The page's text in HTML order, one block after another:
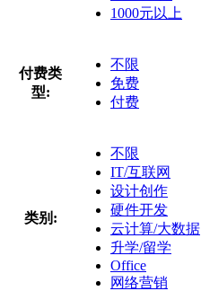
1000元以上
付费类
型:
不限
免费
付费
类别:
不限
IT/互联网
设计创作
硬件开发
云计算/大数据
升学/留学
Office
网络营销